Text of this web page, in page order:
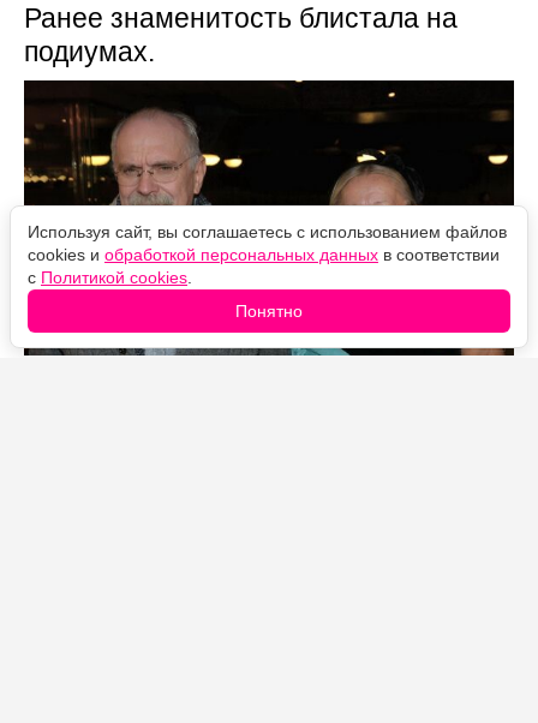
Ранее знаменитость блистала на
подиумах.
Используя сайт, вы соглашаетесь с использованием файлов
cookies и обработкой персональных данных в соответствии
с Политикой cookies
Понятно